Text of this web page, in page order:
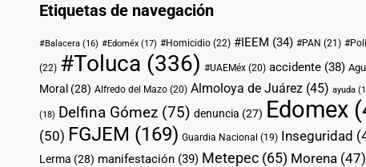
Etiquetas de navegación
#Balacera (16) #Edoméx (17) #Homicidio (22) #IEEM (34) #PAN (21)
(22) #Toluca (336) #UAEMéx (20) accidente (38)
Moral (28) Alfredo del Mazo (20) Almoloya de Juárez (45) ayuda
(18) Delfina Gómez (75) denuncia (27) Edomex
(50) FGJEM (169) Guardia Nacional (19) Inseguridad
Lerma (28) manifestación (39) Metepec (65) Morena (47)